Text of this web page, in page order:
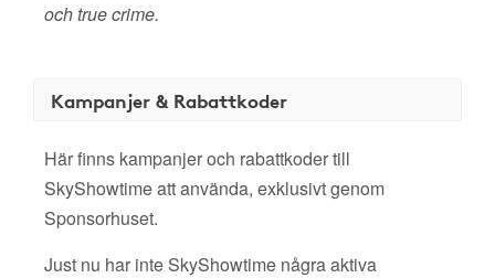
och true crime.
Kampanjer & Rabattkoder
Här finns kampanjer och rabattkoder till
SkyShowtime att använda, exklusivt genom
Sponsorhuset.
Just nu har inte SkyShowtime några aktiva